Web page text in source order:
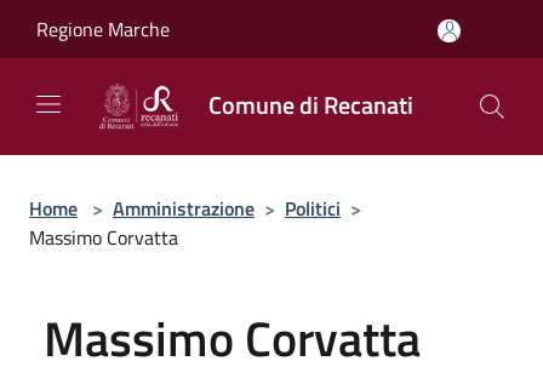
Regione Marche
Comune di Recanati
Home > Amministrazione > Politici >
Massimo Corvatta
Massimo Corvatta